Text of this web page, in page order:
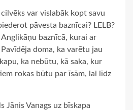
var vislabāk kopt savu
pāvesta baznīcai? LELB?
baznīcā, kurai ar
doma, ka varētu jau
ka nebūtu, kā saka, kur
rokas būtu par īsām, lai līdz
Jānis Vanags uz bīskapa